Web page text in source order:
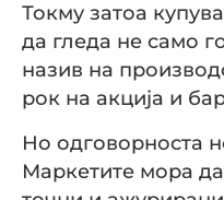
Токму затоа
да гледа не само
назив на
рок на акција и
Но одговорноста
Маркетите мора